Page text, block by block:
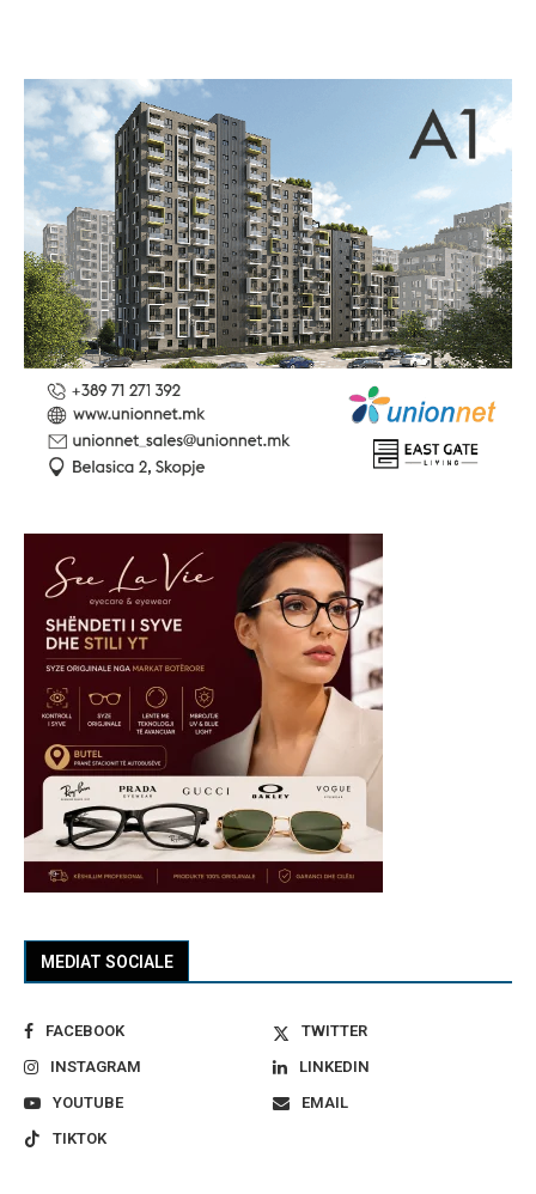
MEDIAT SOCIALE
FACEBOOK
TWITTER
INSTAGRAM
LINKEDIN
YOUTUBE
EMAIL
TIKTOK